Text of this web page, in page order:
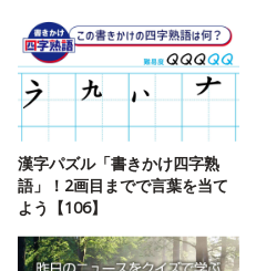
漢字パズル「書きかけ四字熟
語」！2画目までで言葉を当て
よう【106】